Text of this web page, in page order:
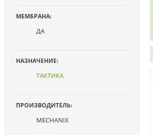
МЕМБРАНА:
ДА
НАЗНАЧЕНИЕ:
ТАКТИКА
ПРОИЗВОДИТЕЛЬ:
MECHANIX